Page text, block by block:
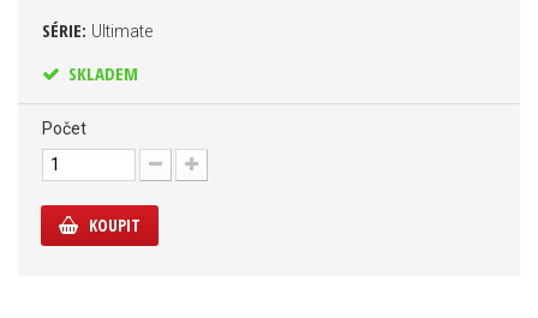
SÉRIE: Ultimate
SKLADEM
Počet
KOUPIT